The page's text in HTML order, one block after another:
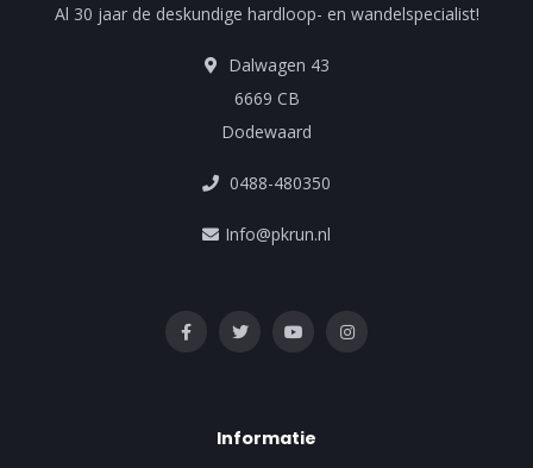
Al 30 jaar de deskundige hardloop- en wandelspecialist!
Dalwagen 43
6669 CB
Dodewaard
0488-480350
Info@pkrun.nl
Informatie